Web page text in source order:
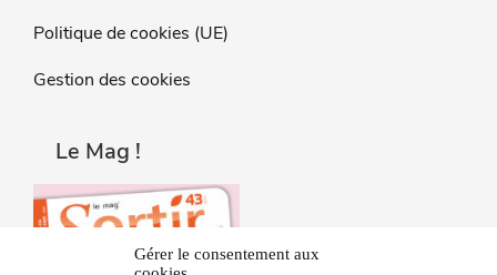
Gérer le consentement aux
Politique de cookies (UE)
Gestion des cookies
Le Mag !